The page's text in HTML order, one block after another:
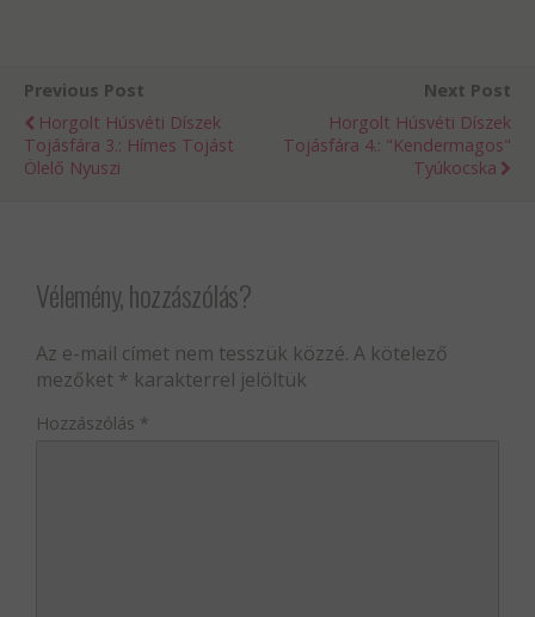
Previous Post
Horgolt Húsvéti Díszek
Tojásfára 3.: Hímes Tojást
Ölelő Nyuszi
Next Post
Horgolt Húsvéti Díszek
Tojásfára 4.: "kendermagos"
Tyúkocska
Vélemény, hozzászólás?
Az e-mail címet nem tesszük közzé. A kötelező
mezőket * karakterrel jelöltük
Hozzászólás *